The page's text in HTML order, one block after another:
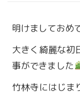
明けましておめ
大きく綺麗な初
事ができました
竹林寺にはじま